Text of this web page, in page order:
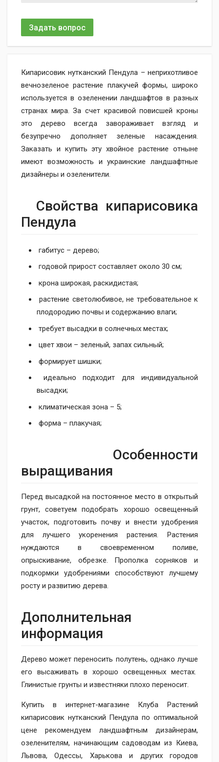
Задать вопрос
Кипарисовик нутканский Пендула – неприхотливое
вечнозеленое растение плакучей формы, широко
используется в озеленении ландшафтов в разных
странах мира. За счет красивой повисшей кроны
это дерево всегда завораживает взгляд и
безупречно дополняет зеленые насаждения.
Заказать и купить эту хвойное растение отныне
имеют возможность и украинские ландшафтные
дизайнеры и озеленители.
Свойства кипарисовика
Пендула
габитус – дерево;
годовой прирост составляет около 30 см;
крона широкая, раскидистая;
растение светолюбивое, не требовательное к
плодородию почвы и содержанию влаги;
требует высадки в солнечных местах;
цвет хвои – зеленый, запах сильный;
формирует шишки;
идеально подходит для индивидуальной
высадки;
климатическая зона – 5;
форма – плакучая;
Особенности
выращивания
Перед высадкой на постоянное место в открытый
грунт, советуем подобрать хорошо освещенный
участок, подготовить почву и внести удобрения
для лучшего укоренения растения. Растения
нуждаются в своевременном поливе,
опрыскивание, обрезке. Прополка сорняков и
подкормки удобрениями способствуют лучшему
росту и развитию дерева.
Дополнительная
информация
Дерево может переносить полутень, однако лучше
его высаживать в хорошо освещенных местах.
Глинистые грунты и известняки плохо переносит.
Купить в интернет-магазине Клуба Растений
кипарисовик нутканский Пендула по оптимальной
цене рекомендуем ландшафтным дизайнерам,
озеленителям, начинающим садоводам из Киева,
Львова, Одессы, Харькова и других городов